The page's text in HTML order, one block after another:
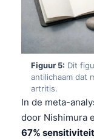
Figuur 5: Dit
antilichaam dat
artritis.
In de meta-
door Nishimura
67% sensitiviteit